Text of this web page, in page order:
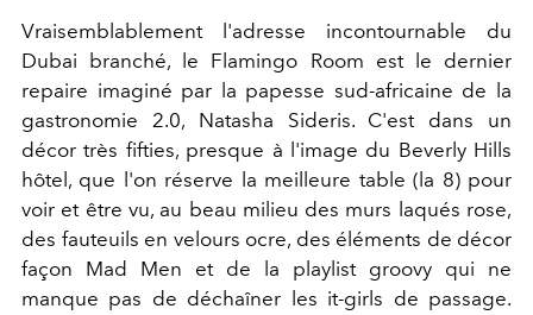
Vraisemblablement l'adresse incontournable du
Dubai branché, le Flamingo Room est le dernier
repaire imaginé par la papesse sud-africaine de la
gastronomie 2.0, Natasha Sideris. C'est dans un
décor très fifties, presque à l'image du Beverly Hills
hôtel, que l'on réserve la meilleure table (la 8) pour
voir et être vu, au beau milieu des murs laqués rose,
des fauteuils en velours ocre, des éléments de décor
façon Mad Men et de la playlist groovy qui ne
manque pas de déchaîner les it-girls de passage.